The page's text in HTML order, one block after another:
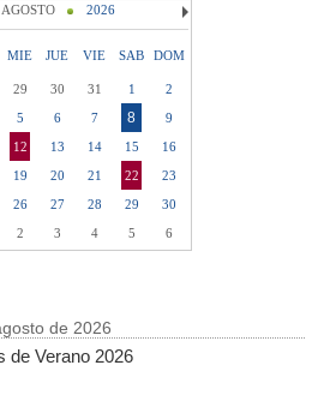
AGOSTO 2026
MIE JUE VIE SAB DOM
29 30 31 1
2
5 6 7 8
9
12 13 14 15
16
19 20 21 22
23
26 27 28 29
30
2 3 4 5 6
de 2026
de Verano 2026